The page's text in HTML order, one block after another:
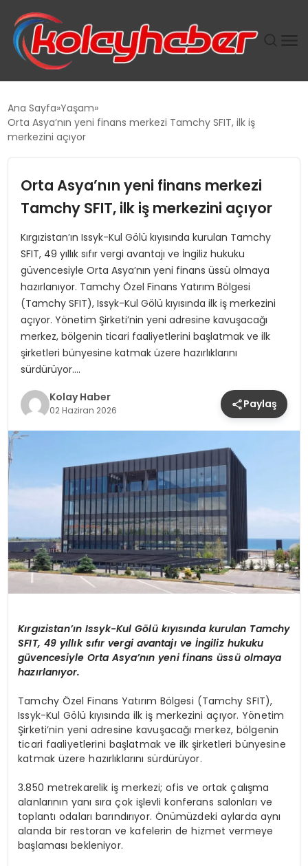
SUWEN’IN İSTIHDAM MODELI EKONOMIDE KADIN
TANYER YAPI ZEMIN MÜHENDISLIĞINDE HEDEF
BÜYÜTTÜ
TOROSLAR’DA PAZAR GERGİNLİĞİ!
Ana Sayfa Yaşam
Orta Asya’nın yeni finans merkezi Tamchy SFIT, ilk iş
merkezini açıyor
Orta Asya’nın yeni finans merkezi
Tamchy SFIT, ilk iş merkezini açıyor
Kırgızistan’ın Issyk-Kul Gölü kıyısında kurulan Tamchy
SFIT, 49 yıllık sıfır vergi avantajı ve İngiliz hukuku
güvencesiyle Orta Asya’nın yeni finans üssü olmaya
hazırlanıyor. Tamchy Özel Finans Yatırım Bölgesi
(Tamchy SFIT), Issyk-Kul Gölü kıyısında ilk iş merkezini
açıyor. Yönetim Şirketi’nin yeni adresine kavuşacağı
merkez, bölgenin ticari faaliyetlerini başlatmak ve ilk
şirketleri bünyesine katmak üzere hazırlıklarını
sürdürüyor….
Kolay Haber
02 Haziran 2026 Paylaş
Kırgızistan’ın Issyk-Kul Gölü kıyısında kurulan Tamchy
SFIT, 49 yıllık sıfır vergi avantajı ve İngiliz hukuku
güvencesiyle Orta Asya’nın yeni finans üssü olmaya
hazırlanıyor.
Tamchy Özel Finans Yatırım Bölgesi (Tamchy SFIT),
Issyk-Kul Gölü kıyısında ilk iş merkezini açıyor. Yönetim
Şirketi’nin yeni adresine kavuşacağı merkez, bölgenin
ticari faaliyetlerini başlatmak ve ilk şirketleri bünyesine
katmak üzere hazırlıklarını sürdürüyor.
3.850 metrekarelik iş merkezi; ofis ve ortak çalışma
alanlarının yanı sıra çok işlevli konferans salonları ve
toplantı odaları barındırıyor. Önümüzdeki aylarda aynı
alanda bir restoran ve kafelerin de hizmet vermeye
başlaması bekleniyor.